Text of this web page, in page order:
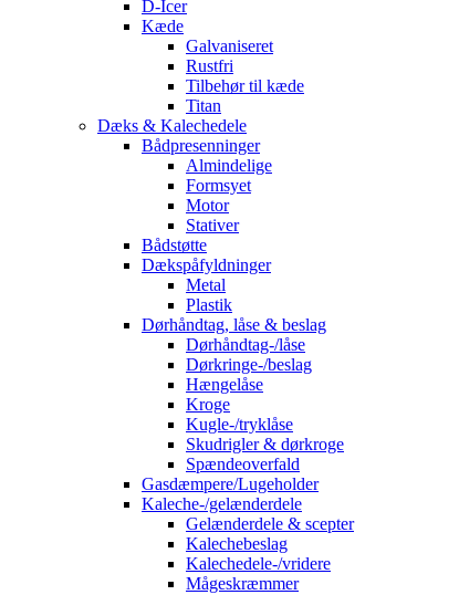
D-Icer
Kæde
Galvaniseret
Rustfri
Tilbehør til kæde
Titan
Dæks & Kalechedele
Bådpresenninger
Almindelige
Formsyet
Motor
Stativer
Bådstøtte
Dækspåfyldninger
Metal
Plastik
Dørhåndtag, låse & beslag
Dørhåndtag-/låse
Dørkringe-/beslag
Hængelåse
Kroge
Kugle-/tryklåse
Skudrigler & dørkroge
Spændeoverfald
Gasdæmpere/Lugeholder
Kaleche-/gelænderdele
Gelænderdele & scepter
Kalechebeslag
Kalechedele-/vridere
Mågeskræmmer